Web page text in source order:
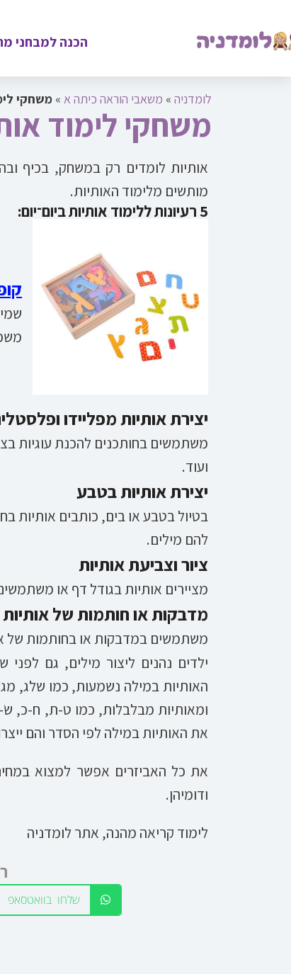
הכנה למבחני
לומדניה » משאבי הוראה כיתה א » משחקי
משחקי לימוד
אותיות לומדים רק במשחק, בכיף
מותשים מלימוד האותיות.
5 רעיונות ללימוד אותיות ביום־יום:
יצירת אותיות מפליידו
משתמשים בחותכנים להכנת עוגיות
ועוד.
יצירת אותיות בטבע
בטיול בטבע או בים, כותבים אותיות
להם מילים.
ציור וצביעת אותיות
מציירים אותיות בגודל דף או
מדבקות או חותמות של אותיות
משתמשים במדבקות או בחותמות של
ילדים נהנים ליצור מילים, גם לפני
האותיות במילה נשמעות, כמו שלג,
ומאותיות מבלבלות, כמו ט-ת, ח-כ,
את האותיות במילה לפי הסדר והם
את כל האביזרים אפשר למצוא
ודומיהן.
לימוד קריאה מהנה, אתר לומדניה
שלחו בוואטסאפ